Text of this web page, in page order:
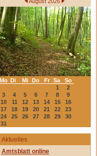
Mo Di Mi Do Fr Sa
So
1
2
3
4 5 6 7 8
9
10
11 12 13 14 15
16
17
18 19 20 21 22
23
24
25 26 27 28 29
30
31
Aktuelles
Amtsblatt online